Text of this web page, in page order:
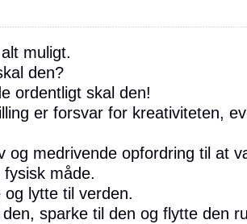
muligt.
den?
ordentligt skal den!
er forsvar for kreativiteten,
og medrivende opfordring til at
måde.
lytte til verden.
sparke til den og flytte den